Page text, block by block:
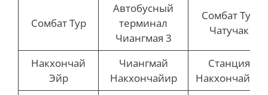
Сомбат Тур
Автобусный
терминал
Чиангмая 3
Сомбат Тур
Чатучак
Накхончай
Эйр
Чиангмай
Накхончайир
Станция
Накхончайир